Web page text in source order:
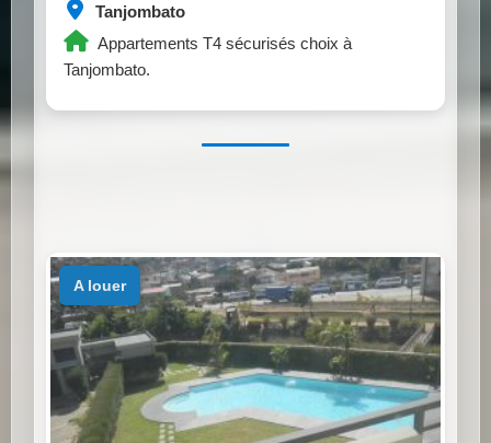
Tanjombato
Appartements T4 sécurisés choix à
Tanjombato.
a louer